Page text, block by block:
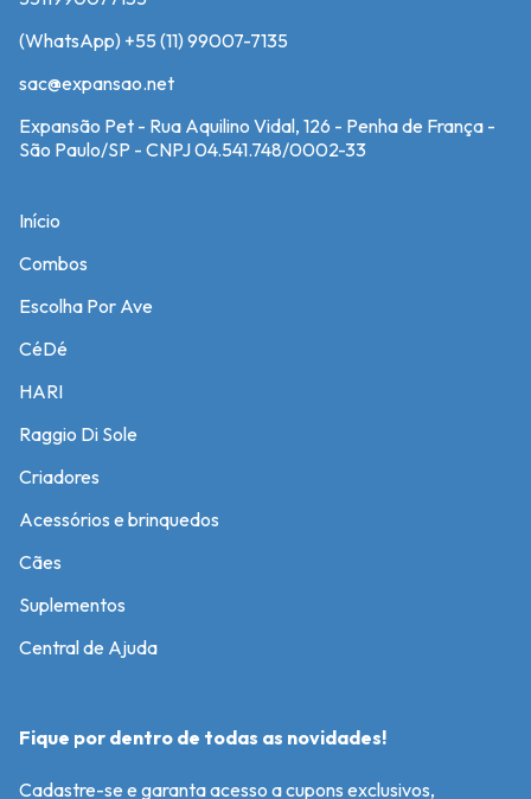
(WhatsApp) +55 (11) 99007-7135
sac@expansao.net
Expansão Pet - Rua Aquilino Vidal, 126 - Penha de França -
São Paulo/SP - CNPJ 04.541.748/0002-33
Início
Combos
Escolha Por Ave
CéDé
HARI
Raggio Di Sole
Criadores
Acessórios e brinquedos
Cães
Suplementos
Central de Ajuda
Fique por dentro de todas as novidades!
Cadastre-se e garanta acesso a cupons exclusivos,